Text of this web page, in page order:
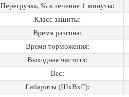
Перегрузка, % в течение 1 минуты:
Класс защиты:
Время разгона:
Время торможения:
Выходная частота:
Вес:
Габариты (ШхВхГ):